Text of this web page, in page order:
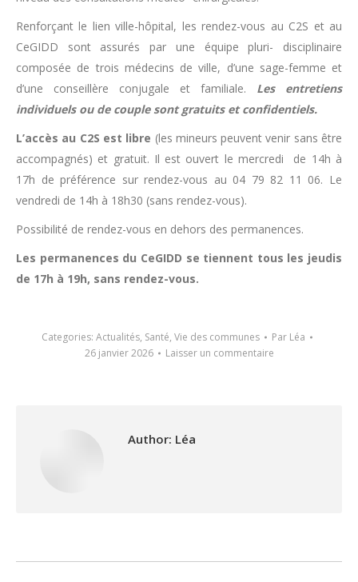
Renforçant le lien ville-hôpital, les rendez-vous au C2S et au
CeGIDD sont assurés par une équipe pluri- disciplinaire
composée de trois médecins de ville, d’une sage-femme et
d’une conseillère conjugale et familiale. Les entretiens
individuels ou de couple sont gratuits et confidentiels.
L’accès au C2S est libre (les mineurs peuvent venir sans être
accompagnés) et gratuit. Il est ouvert le mercredi de 14h à
17h de préférence sur rendez-vous au 04 79 82 11 06. Le
vendredi de 14h à 18h30 (sans rendez-vous).
Possibilité de rendez-vous en dehors des permanences.
Les permanences du CeGIDD se tiennent tous les jeudis
de 17h à 19h, sans rendez-vous.
Categories: Actualités, Santé, Vie des communes Par Léa
26 janvier 2026
Laisser un commentaire
Author: Léa